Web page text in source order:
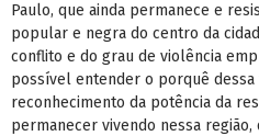
Paulo, que ainda permanece e
popular e negra do centro da
conflito e do grau de violência
possível entender o porquê
reconhecimento da potência da
permanecer vivendo nessa